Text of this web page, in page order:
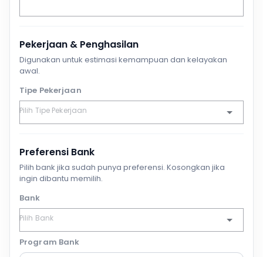
Pekerjaan & Penghasilan
Digunakan untuk estimasi kemampuan dan kelayakan
awal.
Tipe Pekerjaan
Preferensi Bank
Pilih bank jika sudah punya preferensi. Kosongkan jika
ingin dibantu memilih.
Bank
Program Bank